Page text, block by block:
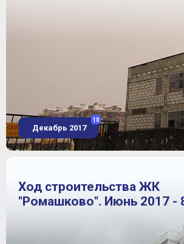
Декабрь 2017
10
Ход строительства ЖК
"Ромашково". Июнь 2017 -